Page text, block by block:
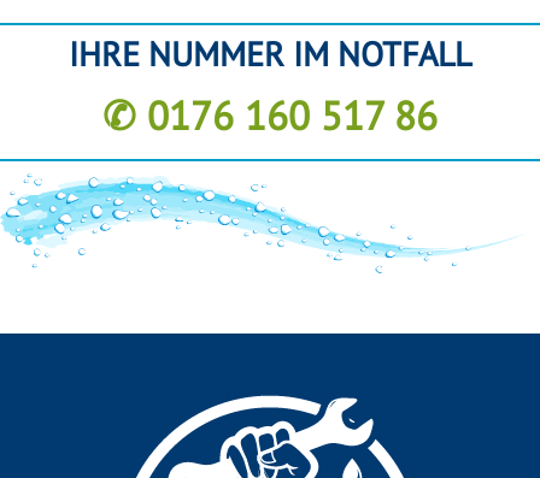
IHRE NUMMER IM NOTFALL
✆ 0176 160 517 86